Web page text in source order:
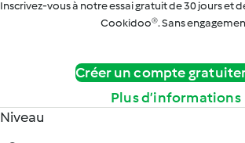
Inscrivez-vous à notre essai gratuit de 30 jours et
Cookidoo®. Sans
Créer un compte
Plus d’informations
Niveau